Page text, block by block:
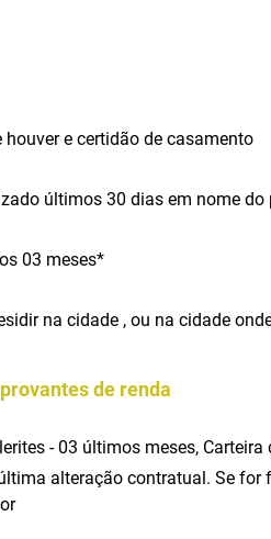
houver e certidão de casamento
últimos 30 dias em nome do
03 meses*
na cidade , ou na cidade
de renda
- 03 últimos meses,
alteração contratual. Se